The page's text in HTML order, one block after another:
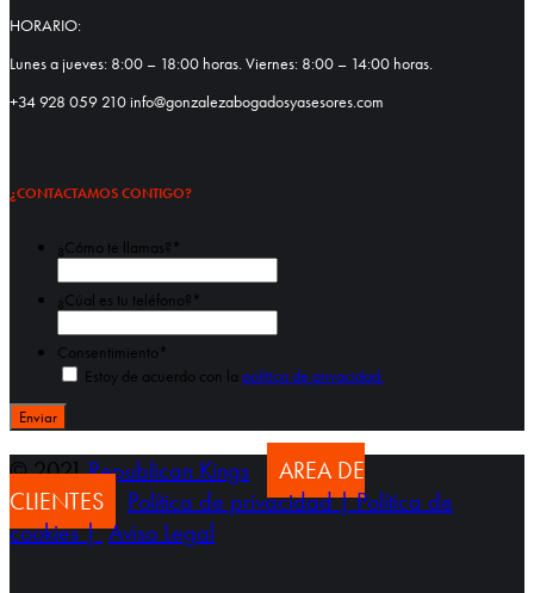
HORARIO:
Lunes a jueves: 8:00 – 18:00 horas. Viernes: 8:00 – 14:00 horas.
+34 928 059 210 info@gonzalezabogadosyasesores.com
¿CONTACTAMOS CONTIGO?
¿Cómo te llamas? *
¿Cúal es tu teléfono? *
Consentimiento *
Estoy de acuerdo con la política de privacidad.
© 2021Republican Kings
AREA DE
CLIENTES
Política de privacidad |Política de
cookies |Aviso Legal